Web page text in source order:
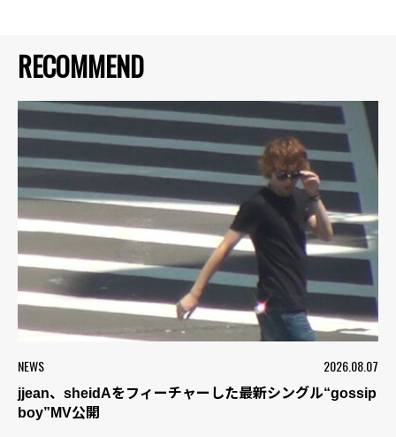
RECOMMEND
NEWS 2026.08.07
jjean、sheidAをフィーチャーした最新シングル“gossip
boy”MV公開